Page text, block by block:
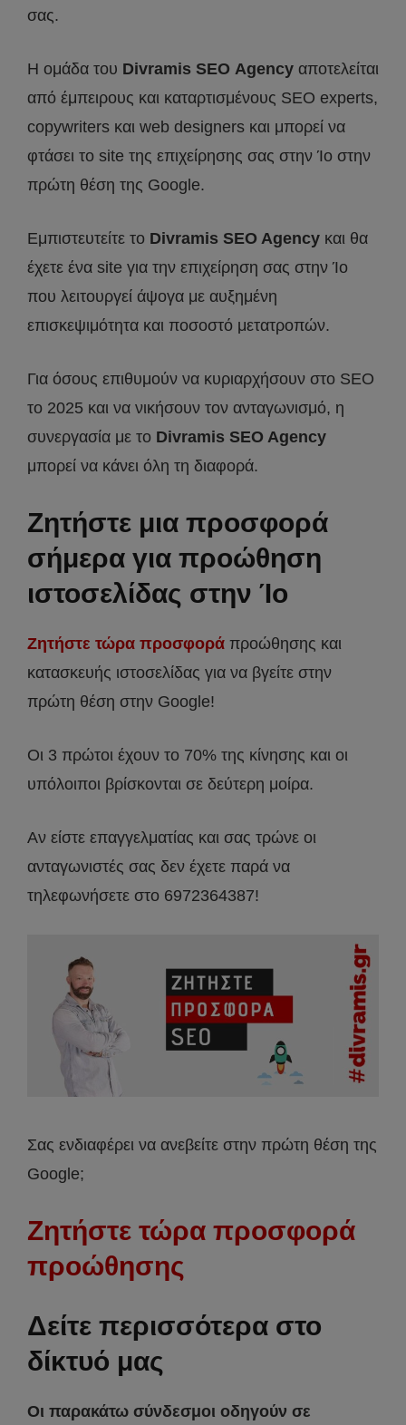
σας.
Η ομάδα του Divramis SEO Agency αποτελείται
από έμπειρους και καταρτισμένους SEO experts,
copywriters και web designers και μπορεί να
φτάσει το site της επιχείρησης σας στην Ίο στην
πρώτη θέση της Google.
Εμπιστευτείτε το Divramis SEO Agency και θα
έχετε ένα site για την επιχείρηση σας στην Ίο
που λειτουργεί άψογα με αυξημένη
επισκεψιμότητα και ποσοστό μετατροπών.
Για όσους επιθυμούν να κυριαρχήσουν στο SEO
το 2025 και να νικήσουν τον ανταγωνισμό, η
συνεργασία με το Divramis SEO Agency
μπορεί να κάνει όλη τη διαφορά.
Ζητήστε μια προσφορά
σήμερα για προώθηση
ιστοσελίδας στην Ίο
Ζητήστε τώρα προσφορά προώθησης και
κατασκευής ιστοσελίδας για να βγείτε στην
πρώτη θέση στην Google!
Οι 3 πρώτοι έχουν το 70% της κίνησης και οι
υπόλοιποι βρίσκονται σε δεύτερη μοίρα.
Αν είστε επαγγελματίας και σας τρώνε οι
ανταγωνιστές σας δεν έχετε παρά να
τηλεφωνήσετε στο 6972364387!
Σας ενδιαφέρει να ανεβείτε στην πρώτη θέση της
Google;
Ζητήστε τώρα προσφορά
προώθησης
Δείτε περισσότερα στο
δίκτυό μας
Οι παρακάτω σύνδεσμοι οδηγούν σε